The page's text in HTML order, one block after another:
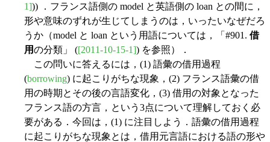
1])) ．フランス語側の model と英語側の loan との間に，
形や意味のずれが生じてしまうのは，いったいなぜだろ
うか（model と loan という用語については，「#901. 借
用の分類」 ([2011-10-15-1]) を参照）．
この問いに答えるには，(1) 語彙の借用過程
(borrowing) に起こりがちな現象，(2) フランス語彙の借
用の時期とその後の言語変化，(3) 借用の対象となった
フランス語の方言，という3点について理解しておく必
要がある．今回は，(1) に注目しよう．語彙の借用過程
に起こりがちな現象とは，借用元言語における語の形や